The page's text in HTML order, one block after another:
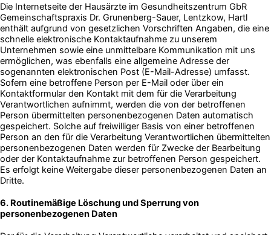
Die Internetseite der Hausärzte im Gesundheitszentrum GbR
Gemeinschaftspraxis Dr. Grunenberg-Sauer, Lentzkow, Hartl
enthält aufgrund von gesetzlichen Vorschriften Angaben, die eine
schnelle elektronische Kontaktaufnahme zu unserem
Unternehmen sowie eine unmittelbare Kommunikation mit uns
ermöglichen, was ebenfalls eine allgemeine Adresse der
sogenannten elektronischen Post (E-Mail-Adresse) umfasst.
Sofern eine betroffene Person per E-Mail oder über ein
Kontaktformular den Kontakt mit dem für die Verarbeitung
Verantwortlichen aufnimmt, werden die von der betroffenen
Person übermittelten personenbezogenen Daten automatisch
gespeichert. Solche auf freiwilliger Basis von einer betroffenen
Person an den für die Verarbeitung Verantwortlichen übermittelten
personenbezogenen Daten werden für Zwecke der Bearbeitung
oder der Kontaktaufnahme zur betroffenen Person gespeichert.
Es erfolgt keine Weitergabe dieser personenbezogenen Daten an
Dritte.
6. Routinemäßige Löschung und Sperrung von
personenbezogenen Daten